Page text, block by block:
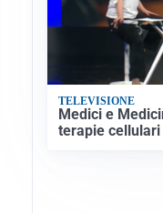
TELEVISIONE
Medici e
terapie